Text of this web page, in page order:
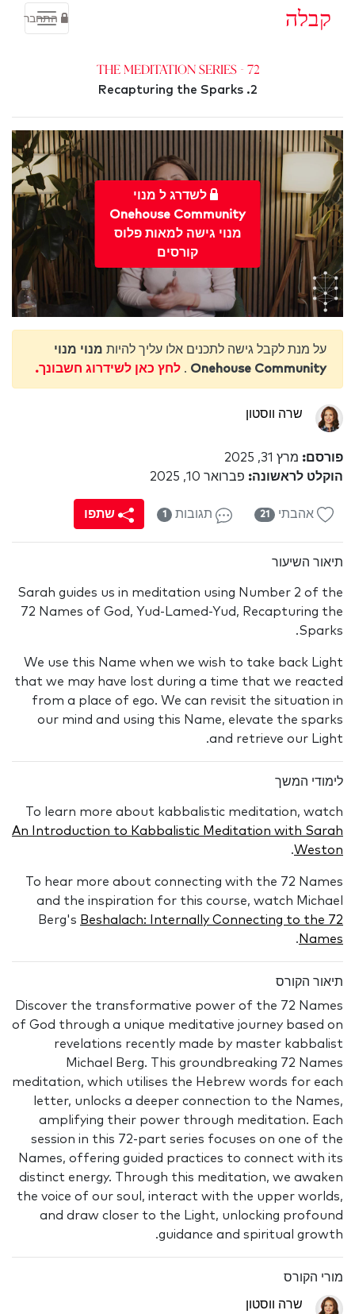
קבלה התחבר
72 - The Meditation Series
2. Recapturing the Sparks
לשדרג ל מנוי
Onehouse Community
מנוי גישה למאות פלוס
קורסים
על מנת לקבל גישה לתכנים אלו עליך להיות מנוי מנוי
Onehouse Community
. לחץ כאן לשידרוג חשבונך.
שרה ווסטון
פורסם: מרץ 31, 2025
הוקלט לראשונה: פברואר 10, 2025
אהבתי 21 תגובות 1 שתפו
תיאור השיעור
Sarah guides us in meditation using Number 2 of the
72 Names of God, Yud-Lamed-Yud, Recapturing the
Sparks.
We use this Name when we wish to take back Light
that we may have lost during a time that we reacted
from a place of ego. We can revisit the situation in
our mind and using this Name, elevate the sparks
and retrieve our Light.
לימודי המשך
To learn more about kabbalistic meditation, watch
An Introduction to Kabbalistic Meditation with Sarah
Weston
.
To hear more about connecting with the 72 Names
and the inspiration for this course, watch Michael
Berg's Beshalach: Internally Connecting to the 72
Names
.
תיאור הקורס
Discover the transformative power of the 72 Names
of God through a unique meditative journey based on
revelations recently made by master kabbalist
Michael Berg. This groundbreaking 72 Names
meditation, which utilises the Hebrew words for each
letter, unlocks a deeper connection to the Names,
amplifying their power through meditation. Each
session in this 72-part series focuses on one of the
Names, offering guided practices to connect with its
distinct energy. Through this meditation, we awaken
the voice of our soul, interact with the upper worlds,
and draw closer to the Light, unlocking profound
guidance and spiritual growth.
מורי הקורס
שרה ווסטון